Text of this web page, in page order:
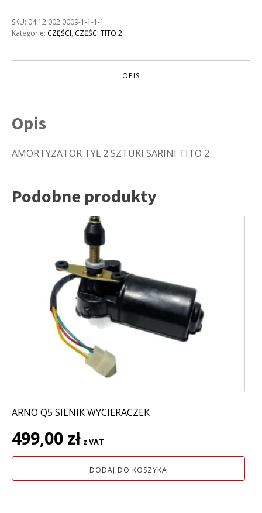
SZTUKI
SARINI
2
SKU: 04.12.002.0009-1-1-1-1
Kategorie: CZĘŚCI, CZĘŚCI TITO 2
OPIS
Opis
AMORTYZATOR TYŁ 2 SZTUKI SARINI TITO 2
Podobne produkty
ARNO Q5 SILNIK WYCIERACZEK
499,00 zł z VAT
DODAJ DO KOSZYKA